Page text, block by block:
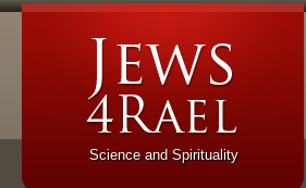
Science and Spirituality